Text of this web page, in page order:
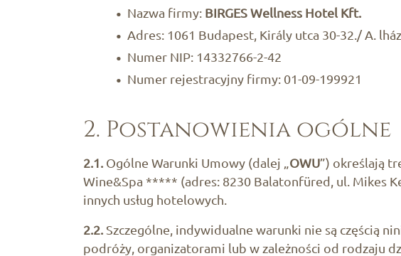
Nazwa firmy: BIRGES Wellness Hotel Kft.
Adres: 1061 Budapest, Király utca 30-32./ A.
Numer NIP: 14332766-2-42
Numer rejestracyjny firmy: 01-09-199921
2. Postanowienia ogólne
2.1. Ogólne Warunki Umowy (dalej „ OWU”) określają
Wine&Spa ***** (adres: 8230 Balatonfüred, ul. Mikes
innych usług hotelowych.
2.2. Szczególne, indywidualne warunki nie są częścią
podróży, organizatorami lub w zależności od rodzaju